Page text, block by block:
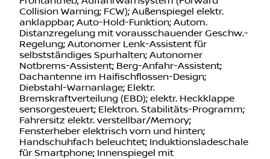
Collision Warning; FCW); Außenspiegel elektr.
anklappbar; Auto-Hold-Funktion; Autom.
Distanzregelung mit vorausschauender Geschw.-
Regelung; Autonomer Lenk-Assistent für
selbstständiges Spurhalten; Autonomer
Notbrems-Assistent; Berg-Anfahr-Assistent;
Dachantenne im Haifischflossen-Design;
Diebstahl-Warnanlage; Elektr.
Bremskraftverteilung (EBD); elektr. Heckklappe
sensorgesteuert; Elektron. Stabilitäts-Programm;
Fahrersitz elektr. verstellbar/Memory;
Fensterheber elektrisch vorn und hinten;
Handschuhfach beleuchtet; Induktionsladeschale
für Smartphone; Innenspiegel mit